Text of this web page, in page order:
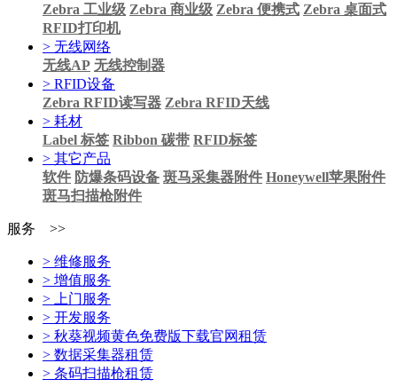
Zebra 工业级 Zebra 商业级 Zebra 便携式 Zebra 桌面式
RFID打印机
> 无线网络
无线AP 无线控制器
> RFID设备
Zebra RFID读写器 Zebra RFID天线
> 耗材
Label 标签 Ribbon 碳带 RFID标签
> 其它产品
软件 防爆条码设备 斑马采集器附件 Honeywell苹果附件
斑马扫描枪附件
服务 >>
> 维修服务
> 增值服务
> 上门服务
> 开发服务
> 秋葵视频黄色免费版下载官网租赁
> 数据采集器租赁
> 条码扫描枪租赁